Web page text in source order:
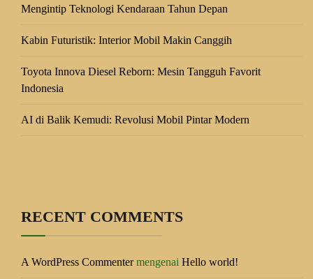
Mengintip Teknologi Kendaraan Tahun Depan
Kabin Futuristik: Interior Mobil Makin Canggih
Toyota Innova Diesel Reborn: Mesin Tangguh Favorit
Indonesia
AI di Balik Kemudi: Revolusi Mobil Pintar Modern
RECENT COMMENTS
A WordPress Commentermengenai Hello world!